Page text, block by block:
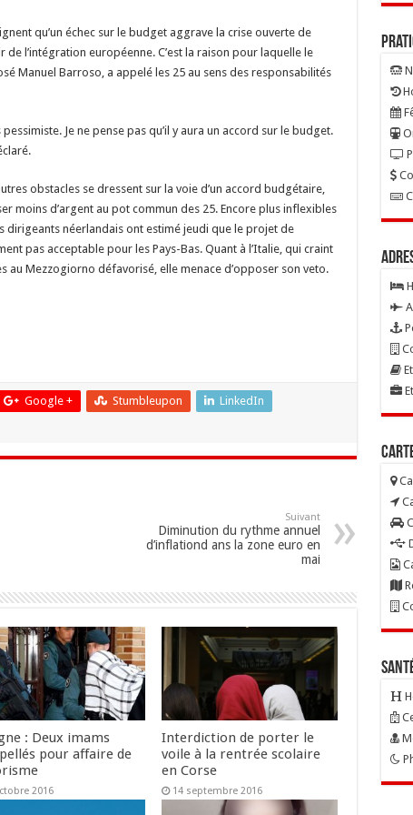
qu’un échec sur le budget aggrave la crise ouverte de
de l’intégration européenne. C’est la raison pour laquelle le
Manuel Barroso, a appelé les 25 au sens des responsabilités
Je ne pense pas qu’il y aura un accord sur le budget.
obstacles se dressent sur la voie d’un accord budgétaire,
moins d’argent au pot commun des 25. Encore plus inflexibles
dirigeants néerlandais ont estimé jeudi que le projet de
pas acceptable pour les Pays-Bas. Quant à l’Italie, qui craint
au Mezzogiorno défavorisé, elle menace d’opposer son veto.
Google + Stumbleupon
LinkedIn
Suivant
Diminution du rythme annuel
d’inflationd ans la zone euro en
mai
: Deux imams
pour affaire de
2016
Interdiction de porter le
voile à la rentrée scolaire
en Corse
14 septembre 2016